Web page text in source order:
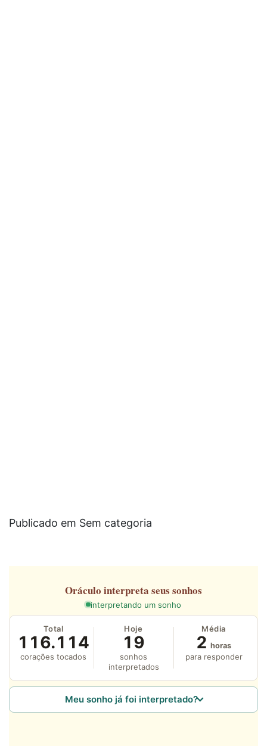
Publicado em Sem categoria
Oráculo interpreta seus sonhos
interpretando um sonho
Total
116.114
corações tocados
Hoje
19
sonhos
interpretados
Média
2 horas
para responder
Meu sonho já foi interpretado?